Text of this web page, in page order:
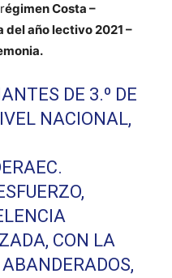
égimen Costa –
del año lectivo 2021 –
DE 3.º DE
NACIONAL,
.
CON LA